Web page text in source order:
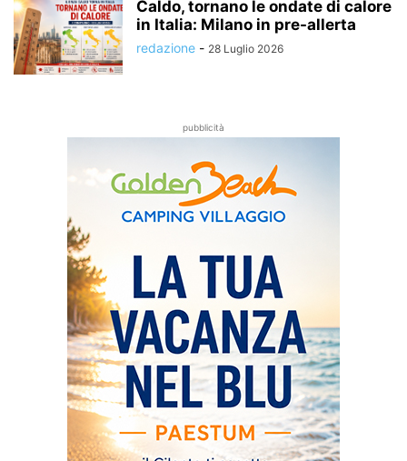
Caldo, tornano le ondate di calore
in Italia: Milano in pre-allerta
redazione - 28 Luglio 2026
pubblicità